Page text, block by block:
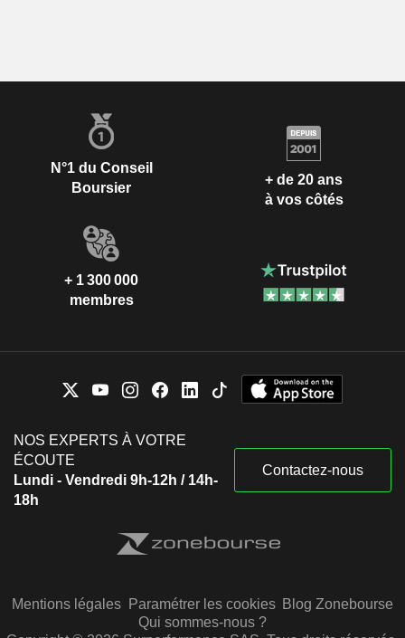
N°1 du Conseil
Boursier
+ de 20 ans
à vos côtés
+ 1 300 000
membres
NOS EXPERTS À VOTRE
ÉCOUTE
Lundi - Vendredi 9h-12h / 14h-
18h
Contactez-nous
Mentions légales Paramétrer les cookies Blog Zonebourse
Qui sommes-nous ?